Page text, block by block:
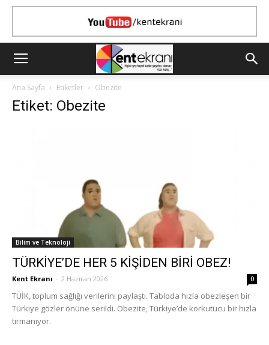
Ana Sayfa Etiketler Obezite
Etiket: Obezite
Bilim ve Teknoloji
TÜRKİYE’DE HER 5 KİŞİDEN BİRİ OBEZ!
Kent Ekranı - 2 Haziran 2026 0
TÜİK, toplum sağlığı verilerini paylaştı. Tabloda hızla obezleşen bir
Türkiye gözler önüne serildi. Obezite, Türkiye’de korkutucu bir hızla
tırmanıyor.